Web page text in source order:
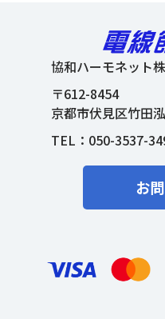
協和ハーモネット
〒612-8454
京都市伏見区竹田
TEL： 050-3537-
お